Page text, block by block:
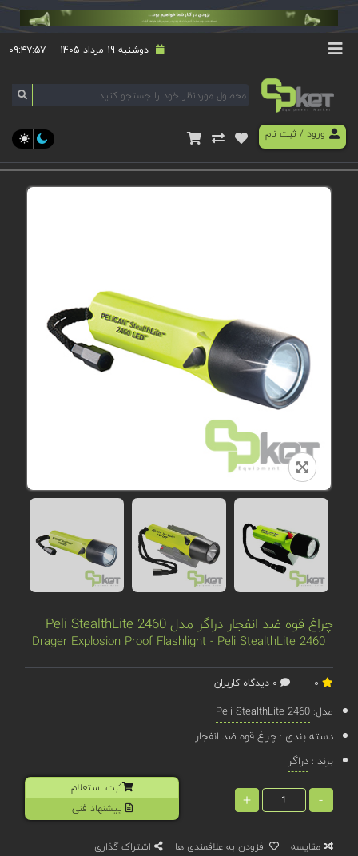
دوشنبه 19 مرداد 1405 ۰۹:۴۷:۵۸
ورود/ ثبت نام
چراغ قوه ضد انفجار دراگر مدل Peli StealthLite 2460
Drager Explosion Proof Flashlight - Peli StealthLite 2460
مدل:Peli StealthLite 2460
دسته بندی :چراغ قوه ضد انفجار
برند :دراگر
-
+
ثبت استعلام
پیشنهاد فنی
مقایسه افزودن به علاقمندی ها اشتراک گذاری